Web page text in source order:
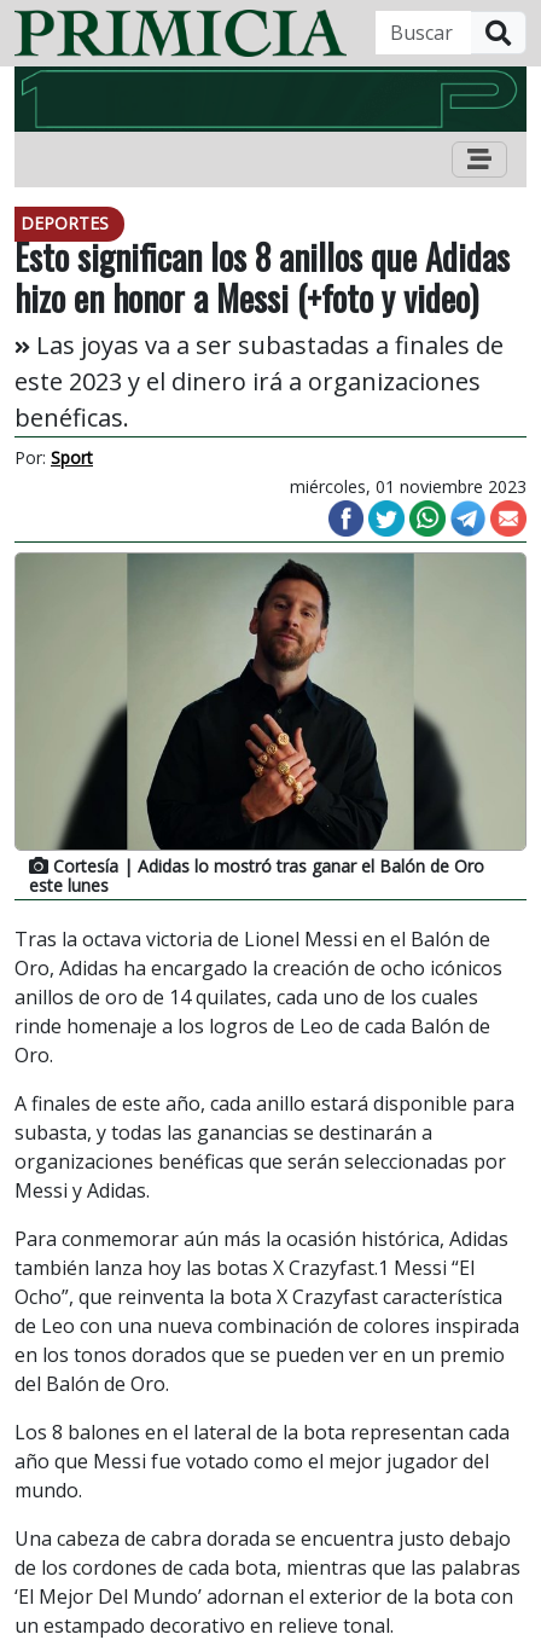
DEPORTES
Esto significan los 8 anillos que Adidas
hizo en honor a Messi (+foto y video)
Las joyas va a ser subastadas a finales de
este 2023 y el dinero irá a organizaciones
benéficas.
Por: Sport
miércoles, 01 noviembre 2023
Cortesía | Adidas lo mostró tras ganar el Balón de Oro
este lunes
Tras la octava victoria de Lionel Messi en el Balón de
Oro, Adidas ha encargado la creación de ocho icónicos
anillos de oro de 14 quilates, cada uno de los cuales
rinde homenaje a los logros de Leo de cada Balón de
Oro.
A finales de este año, cada anillo estará disponible para
subasta, y todas las ganancias se destinarán a
organizaciones benéficas que serán seleccionadas por
Messi y Adidas.
Para conmemorar aún más la ocasión histórica, Adidas
también lanza hoy las botas X Crazyfast.1 Messi “El
Ocho”, que reinventa la bota X Crazyfast característica
de Leo con una nueva combinación de colores inspirada
en los tonos dorados que se pueden ver en un premio
del Balón de Oro.
Los 8 balones en el lateral de la bota representan cada
año que Messi fue votado como el mejor jugador del
mundo.
Una cabeza de cabra dorada se encuentra justo debajo
de los cordones de cada bota, mientras que las palabras
‘El Mejor Del Mundo’ adornan el exterior de la bota con
un estampado decorativo en relieve tonal.